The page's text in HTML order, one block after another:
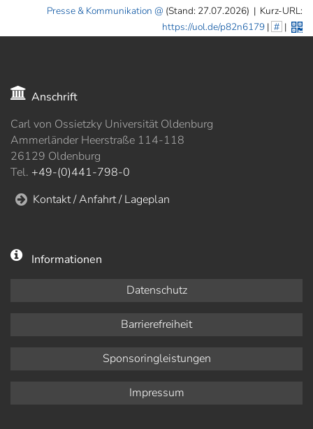
Presse & Kommunikation (Stand: 27.07.2026) | Kurz-URL:
https://uol.de/p82n6179| # |
Anschrift
Carl von Ossietzky Universität Oldenburg
Ammerländer Heerstraße 114-118
26129 Oldenburg
Tel. +49-(0)441-798-0
Kontakt / Anfahrt / Lageplan
Informationen
Datenschutz
Barrierefreiheit
Sponsoringleistungen
Impressum